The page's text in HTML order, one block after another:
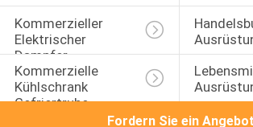
Kommerzieller
Elektrischer
Dampfer
Kommerzielle
Kühlschrank
Gefriertruhe
Fordern Sie ein Angebot